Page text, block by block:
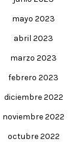
mayo 2023
abril 2023
marzo 2023
febrero 2023
diciembre 2022
noviembre 2022
octubre 2022